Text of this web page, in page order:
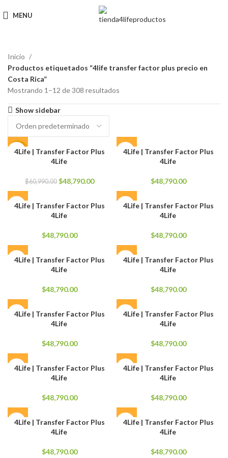
MENU
Inicio
Productos etiquetados “4life transfer factor plus precio en
Costa Rica”
Mostrando 1–12 de 308 resultados
Show sidebar
-20%
4Life | Transfer Factor Plus
4Life
$60,990.00 El
era:
$60,990.00.
$48,790.00El
es:
4Life | Transfer Factor Plus
4Life
$48,790.00
4Life | Transfer Factor Plus
4Life
$48,790.00
4Life | Transfer Factor Plus
4Life
$48,790.00
4Life | Transfer Factor Plus
4Life
$48,790.00
4Life | Transfer Factor Plus
4Life
$48,790.00
4Life | Transfer Factor Plus
4Life
$48,790.00
4Life | Transfer Factor Plus
4Life
$48,790.00
4Life | Transfer Factor Plus
4Life
$48,790.00
4Life | Transfer Factor Plus
4Life
$48,790.00
4Life | Transfer Factor Plus
4Life
$48,790.00
4Life | Transfer Factor Plus
4Life
$48,790.00